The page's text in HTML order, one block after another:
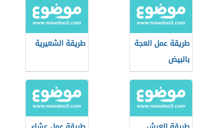
طريقة عمل العجة
بالبيض
طريقة الشعيرية